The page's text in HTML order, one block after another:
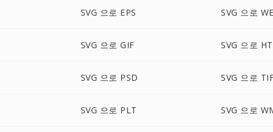
SVG 으로 EPS SVG 으로
SVG 으로 GIF SVG 으로
SVG 으로 PSD SVG 으로
SVG 으로 PLT SVG 으로